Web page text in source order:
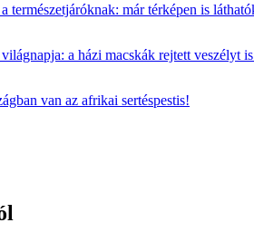
természetjáróknak: már térképen is
a házi macskák rejtett veszélyt
van az afrikai sertéspestis!